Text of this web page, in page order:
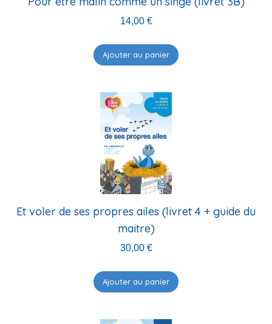
14,00 €
Ajouter au panier
Et voler de ses propres ailes (livret 4 + guide du
maitre)
30,00 €
Ajouter au panier